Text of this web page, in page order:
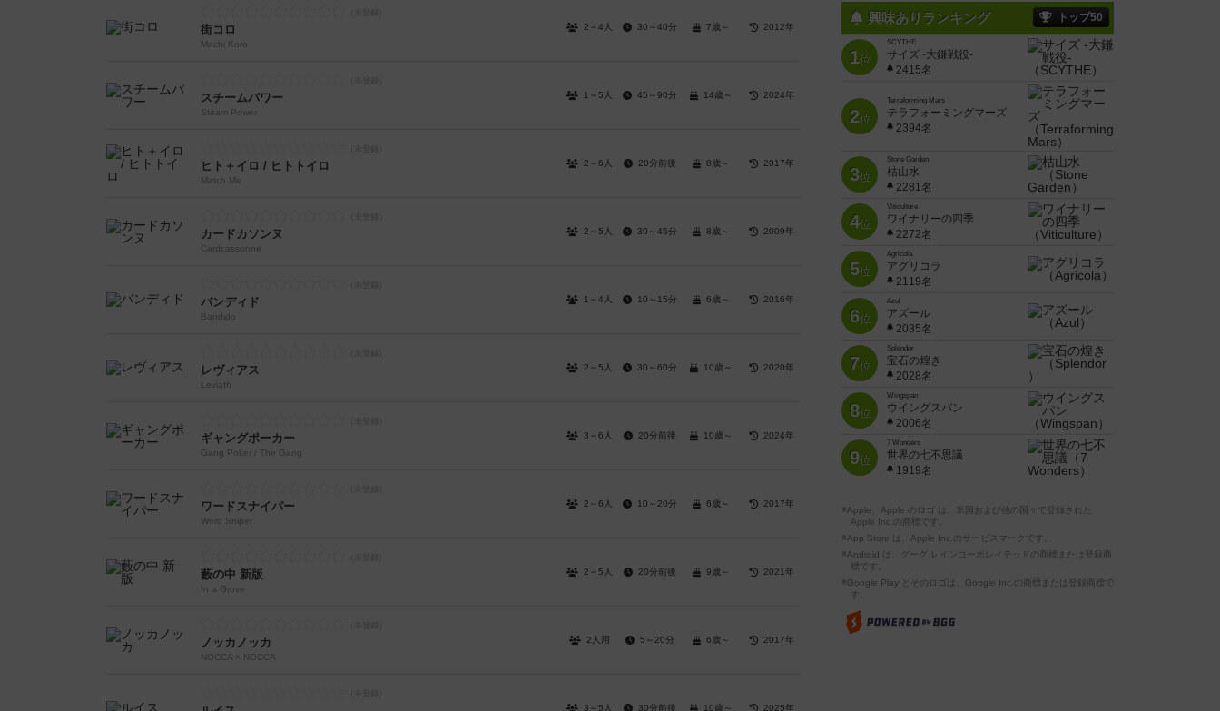
街コロ
Machi Koro
2～4人 30～40分 7歳～ 2012年
スチームパワー
Steam Power
1～5人 45～90分 14歳～ 2024年
ヒト＋イロ / ヒトトイロ
Match Me
2～6人 20分前後 8歳～ 2017年
カードカソンヌ
Cardcassonne
2～5人 30～45分 8歳～ 2009年
バンディド
Bandido
1～4人 10～15分 6歳～ 2016年
レヴィアス
Leviath
2～5人 30～60分 10歳～ 2020年
ギャングポーカー
Gang Poker / The Gang
3～6人 20分前後 10歳～ 2024年
ワードスナイパー
Word Sniper
2～6人 10～20分 6歳～ 2017年
藪の中 新版
In a Grove
2～5人 20分前後 9歳～ 2021年
ノッカノッカ
NOCCA × NOCCA
2人用 5～20分 6歳～ 2017年
3～5人 30分前後 10歳～ 2025年
興味ありランキング トップ50
1位
SCYTHE
サイズ -大鎌戦役-
2415名
2位
Terraforming Mars
テラフォーミングマーズ
2394名
3位
Stone Garden
枯山水
2281名
4位
Viticulture
ワイナリーの四季
2272名
5位
Agricola
アグリコラ
2119名
6位
Azul
アズール
2035名
7位
Splendor
宝石の煌き
2028名
8位
Wingspan
ウイングスパン
2006名
9位
7 Wonders
世界の七不思議
1919名
※Apple、Apple のロゴ は、米国および他の国々で登録された
Apple Inc.の商標です。
※App Store は、Apple Inc.のサービスマークです。
※Android は、グーグル インコーポレイテッドの商標または登録商
標です。
※Google Play とそのロゴは、Google Inc.の商標または登録商標で
す。